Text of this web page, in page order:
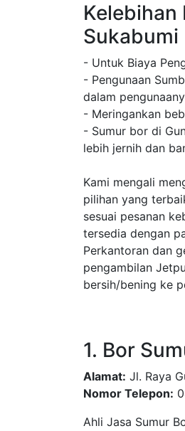
Kelebihan
Sukabumi
- Untuk Biaya
- Pengunaan
dalam
- Meringankan
- Sumur bor di
lebih jernih dan
Kami mengali
pilihan yang
sesuai pesanan
tersedia dengan
Perkantoran dan
pengambilan
bersih/bening ke
1. Bor
Alamat: Jl. Raya
Nomor Telepon:
Ahli Jasa Sumur